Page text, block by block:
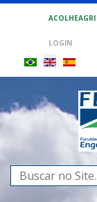
ACOLHEAGRI
LOGIN
Search
...